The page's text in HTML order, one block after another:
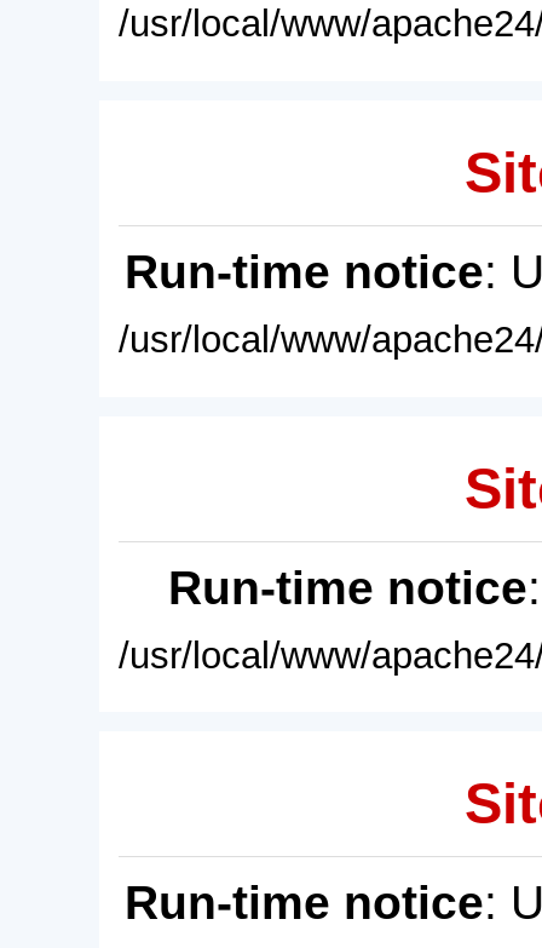
/usr/local/www/
Run-time notice:
/usr/local/www/
Run-time notice
/usr/local/www/
Run-time notice: